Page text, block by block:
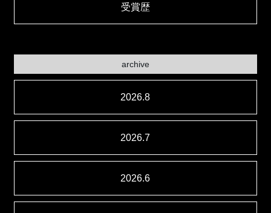
受賞歴
archive
2026.8
2026.7
2026.6